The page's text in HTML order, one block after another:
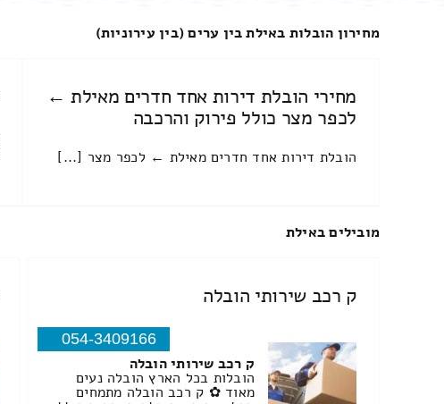
מחירון הובלות באילת בין ערים (בין עירוניות)
מחירי הובלת דירות אחד חדרים מאילת ←
לכפר מצר כולל פירוק והרכבה
הובלת דירות אחד חדרים מאילת ← לכפר מצר [...]
מובילים באילת
ק רכב שירותי הובלה
054-3409166
ק רכב שירותי הובלה
הובלות בכל הארץ הובלה נעים
מאוד ✿ ק רכב הובלה מתמחים